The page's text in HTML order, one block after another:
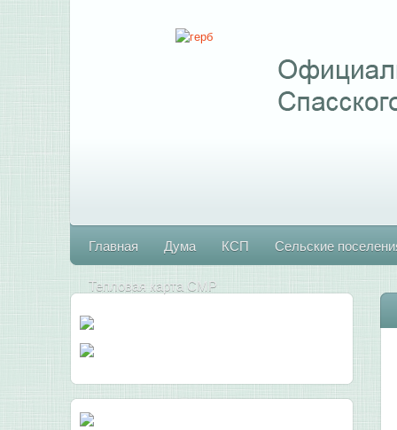
Главная Дума КСП Сельские
Тепловая карта СМР